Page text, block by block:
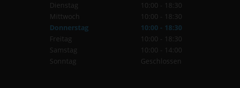
Dienstag
10:00 - 18:30
Mittwoch
10:00 - 18:30
Donnerstag
10:00 - 18:30
Freitag
10:00 - 18:30
Samstag
10:00 - 14:00
Sonntag
Geschlossen